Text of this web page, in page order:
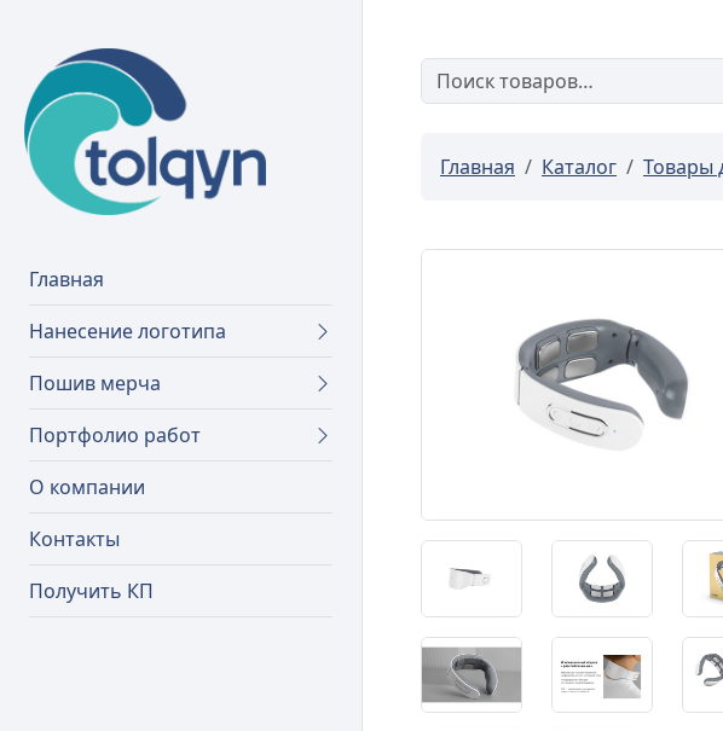
Главная
Нанесение логотипа
Пошив мерча
Портфолио работ
О компании
Контакты
Получить КП
Главная Каталог Товары